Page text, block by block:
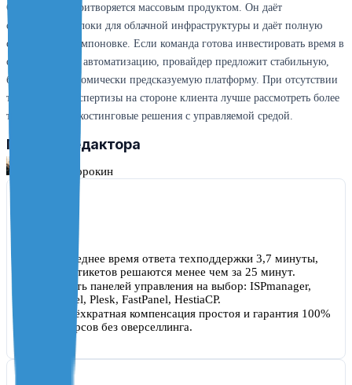
Cloud4box не притворяется массовым продуктом. Он даёт
строительные блоки для облачной инфраструктуры и даёт полную
свободу в их компоновке. Если команда готова инвестировать время в
освоение API и автоматизацию, провайдер предложит стабильную,
быструю и экономически предсказуемую платформу. При отсутствии
технической экспертизы на стороне клиента лучше рассмотреть более
традиционные хостинговые решения с управляемой средой.
Мнение редактора
Михаил Сорокин
Среднее время ответа техподдержки 3,7 минуты,
85% тикетов решаются менее чем за 25 минут.
Пять панелей управления на выбор: ISPmanager,
cPanel, Plesk, FastPanel, HestiaCP.
Трёхкратная компенсация простоя и гарантия 100%
ресурсов без оверселлинга.